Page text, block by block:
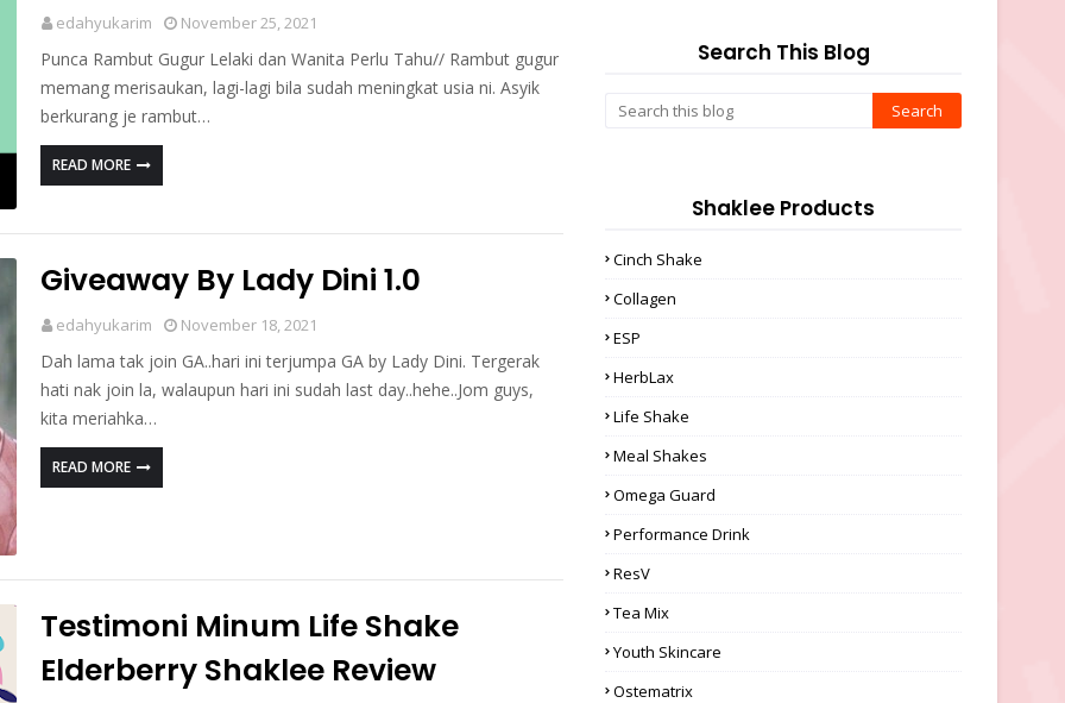
edahyukarim November 25, 2021
Punca Rambut Gugur Lelaki dan Wanita Perlu Tahu// Rambut gugur
memang merisaukan, lagi-lagi bila sudah meningkat usia ni. Asyik
berkurang je rambut…
READ MORE
Giveaway By Lady Dini 1.0
edahyukarim November 18, 2021
Dah lama tak join GA..hari ini terjumpa GA by Lady Dini. Tergerak
hati nak join la, walaupun hari ini sudah last day..hehe..Jom guys,
kita meriahka…
READ MORE
Testimoni Minum Life Shake
Elderberry Shaklee Review
Search This Blog
Shaklee Products
Cinch Shake
Collagen
ESP
HerbLax
Life Shake
Meal Shakes
Omega Guard
Performance Drink
ResV
Tea Mix
Youth Skincare
Ostematrix